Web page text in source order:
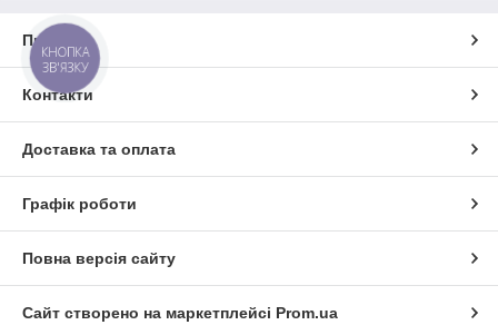
Про нас
Контакти
Доставка та оплата
Графік роботи
Повна версія сайту
Сайт створено на маркетплейсі Prom.ua
КНОПКА
ЗВ'ЯЗКУ